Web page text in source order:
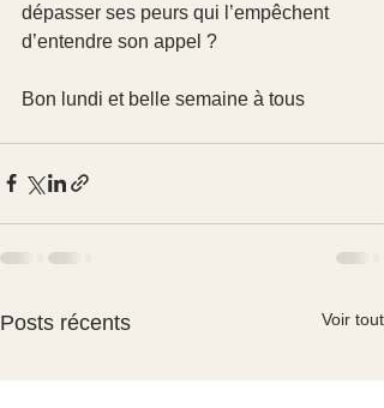
dépasser ses peurs qui l’empêchent
d’entendre son appel ?
Bon lundi et belle semaine à tous
Posts récents Voir tout